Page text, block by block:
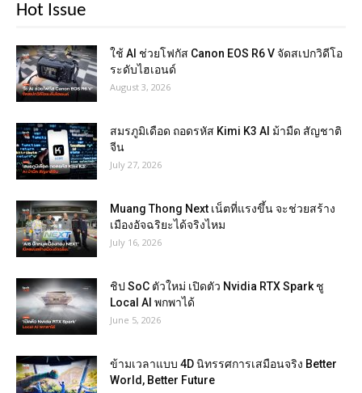
Hot Issue
ใช้ AI ช่วยโฟกัส Canon EOS R6 V จัดสเปกวิดีโอ
ระดับไฮเอนด์
August 3, 2026
สมรภูมิเดือด ถอดรหัส Kimi K3 AI ม้ามืด สัญชาติ
จีน
July 27, 2026
Muang Thong Next เน็ตที่แรงขึ้น จะช่วยสร้าง
เมืองอัจฉริยะได้จริงไหม
July 16, 2026
ชิป SoC ตัวใหม่ เปิดตัว Nvidia RTX Spark ชู
Local AI พกพาได้
June 5, 2026
ข้ามเวลาแบบ 4D นิทรรศการเสมือนจริง Better
World, Better Future